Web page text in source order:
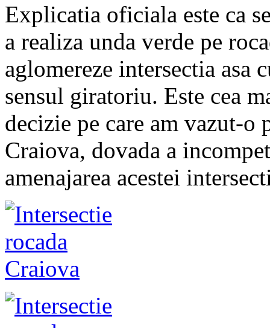
Explicatia oficiala este ca
a realiza unda verde pe
aglomereze intersectia asa
sensul giratoriu. Este cea
decizie pe care am vazut-
Craiova, dovada a
amenajarea acestei